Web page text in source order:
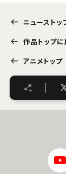
ニューストッ
作品トップに
アニメトップ